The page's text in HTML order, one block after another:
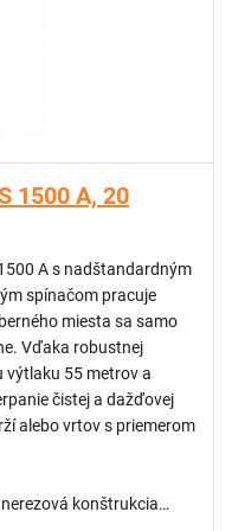
ďalších zariadení
nepretržite
závlahy alebo spláchnutí
ani tlakovej
trvalo udržiava
systém
INOX s modernými
spoľahlivosť po mnoho
proti najbežnejším
vypne motor, ak
1500 A, 20
A s nadštandardným
spínačom pracuje
miesta sa samo
Vďaka robustnej
výtlaku 55 metrov a
čistej a dažďovej
alebo vrtov s priemerom
konštrukcia